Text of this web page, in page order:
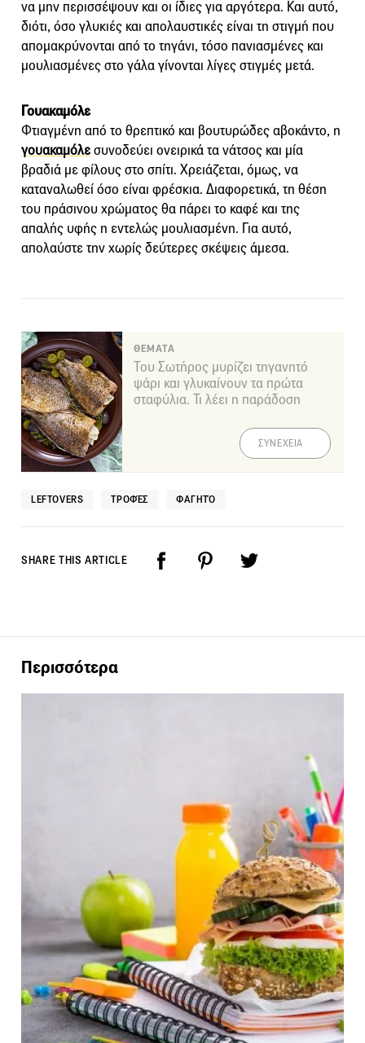
να μην περισσέψουν και οι ίδιες για αργότερα. Και αυτό,
διότι, όσο γλυκιές και απολαυστικές είναι τη στιγμή που
απομακρύνονται από το τηγάνι, τόσο πανιασμένες και
μουλιασμένες στο γάλα γίνονται λίγες στιγμές μετά.
Γουακαμόλε
Φτιαγμένη από το θρεπτικό και βουτυρώδες αβοκάντο, η
γουακαμόλεσυνοδεύει ονειρικά τα νάτσος και μία
βραδιά με φίλους στο σπίτι. Χρειάζεται, όμως, να
καταναλωθεί όσο είναι φρέσκια. Διαφορετικά, τη θέση
του πράσινου χρώματος θα πάρει το καφέ και της
απαλής υφής η εντελώς μουλιασμένη. Για αυτό,
απολαύστε την χωρίς δεύτερες σκέψεις άμεσα.
ΘΕΜΑΤΑ
Του Σωτήρος μυρίζει τηγανητό
ψάρι και γλυκαίνουν τα πρώτα
σταφύλια. Τι λέει η παράδοση
ΣΥΝΕΧΕΙΑ
LEFTOVERS ΤΡΟΦΈΣ ΦΑΓΗΤΌ
SHARE THIS ARTICLE
Περισσότερα